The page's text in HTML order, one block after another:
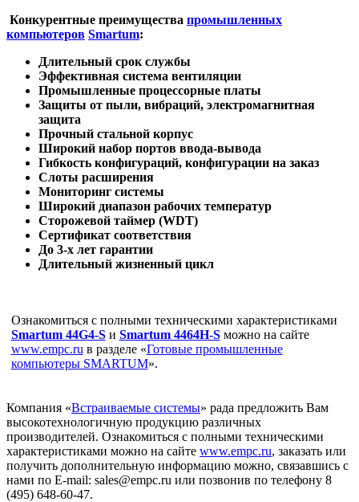
Конкурентные преимущества промышленных
компьютеров Smartum:
Длительный срок службы
Эффективная система вентиляции
Промышленные процессорные платы
Защиты от пыли, вибраций, электромагнитная
защита
Прочный стальной корпус
Широкий набор портов ввода-вывода
Гибкость конфигураций, конфигурации на заказ
Слоты расширения
Мониторинг системы
Широкий диапазон рабочих температур
Сторожевой таймер (WDT)
Сертификат соответствия
До 3-х лет гарантии
Длительный жизненный цикл
Ознакомиться с полными техническими характеристиками
Smartum 44G4-Sи Smartum 4464H-Sможно на сайте
www.empc.ru в разделе «Готовые промышленные
компьютеры SMARTUM».
Компания «Встраиваемые системы» рада предложить Вам
высокотехнологичную продукцию различных
производителей. Ознакомиться с полными техническими
характеристиками можно на сайте www.empc.ru, заказать или
получить дополнительную информацию можно, связавшись с
нами по E-mail: sales@empc.ru или позвонив по телефону 8
(495) 648-60-47.